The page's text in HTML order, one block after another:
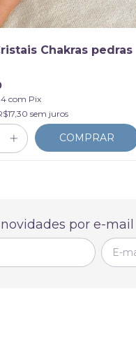
Chakras pedras
com Pix
sem juros
COMPRAR
por e-mail